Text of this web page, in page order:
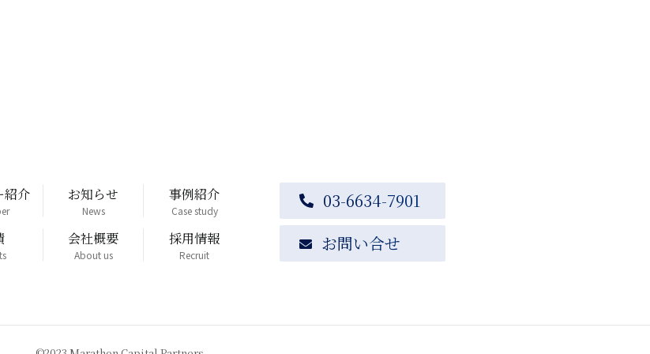
紹介 お知らせ
News
事例紹介
Case study
会社概要
About us
採用情報
Recruit
03-6634-7901
お問い合せ